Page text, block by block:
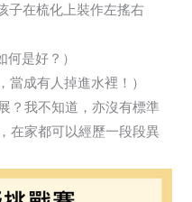
子在梳化上裝作左搖右
是好？）
當成有人掉進水裡！）
？我不知道，亦沒有標準
在家都可以經歷一段段異